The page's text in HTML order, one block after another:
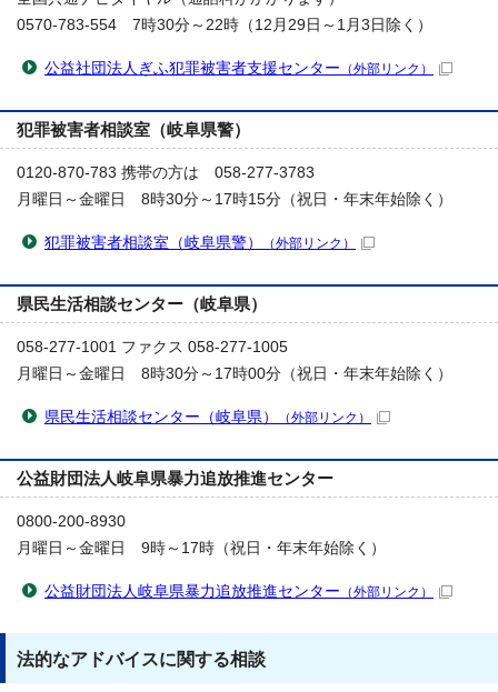
0570-783-554 7時30分～22時（12月29日～1月3日除く）
公益社団法人ぎふ犯罪被害者支援センター （外部リンク）
犯罪被害者相談室（岐阜県警）
0120-870-783 携帯の方は 058-277-3783
月曜日～金曜日 8時30分～17時15分（祝日・年末年始除く）
犯罪被害者相談室（岐阜県警） （外部リンク）
県民生活相談センター（岐阜県）
058-277-1001 ファクス 058-277-1005
月曜日～金曜日 8時30分～17時00分（祝日・年末年始除く）
県民生活相談センター（岐阜県） （外部リンク）
公益財団法人岐阜県暴力追放推進センター
0800-200-8930
月曜日～金曜日 9時～17時（祝日・年末年始除く）
公益財団法人岐阜県暴力追放推進センター （外部リンク）
法的なアドバイスに関する相談